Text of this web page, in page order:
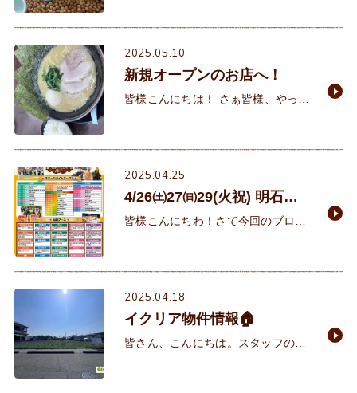
ら蚊は飛んでるし、謎の大群でその
場に飛んでいる虫に遭遇してしま
い、思わず息を止めました。
2025.05.10
新規オープンのお店へ！
皆様こんにちは！ さぁ皆様、やって
ということで今回は姫路方面へ用事
があったので調べたと
2025.04.25
4/26㈯27㈰29(火祝) 明石肉
フェスタ
皆様こんにちわ！さて今回のブログ
フェスタ」 まーーー何といっても
「肉フェスタ！」響きだけでご飯が
2025.04.18
イクリア物件情報🏠
皆さん、こんにちは。スタッフの小